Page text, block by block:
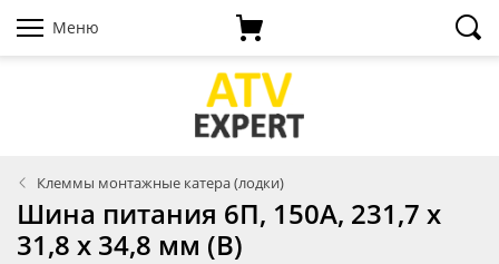
Меню
Клеммы монтажные катера (лодки)
Шина питания 6П, 150А, 231,7 х
31,8 х 34,8 мм (В)